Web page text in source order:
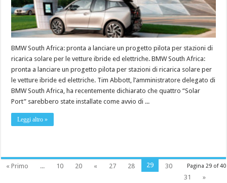
BMW South Africa: pronta a lanciare un progetto pilota per stazioni di
ricarica solare per le vetture ibride ed elettriche. BMW South Africa:
pronta a lanciare un progetto pilota per stazioni di ricarica solare per
le vetture ibride ed elettriche. Tim Abbott, l’amministratore delegato di
BMW South Africa, ha recentemente dichiarato che quattro “Solar
Port” sarebbero state installate come avvio di ...
Leggi altro »
Pagina 29 of 40
« Primo ... 10 20 « 27 28 29
30
31
»